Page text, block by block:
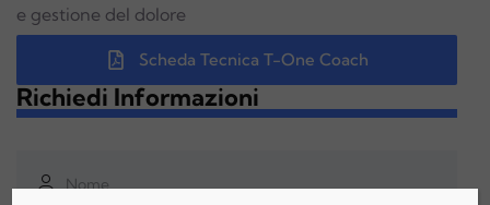
e gestione del dolore​
Scheda Tecnica T-One Coach
Richiedi Informazioni